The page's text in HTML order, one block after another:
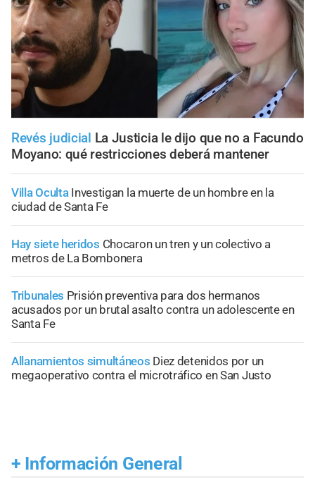
Revés judicial La Justicia le dijo que no a Facundo
Moyano: qué restricciones deberá mantener
Villa Oculta Investigan la muerte de un hombre en la
ciudad de Santa Fe
Hay siete heridos Chocaron un tren y un colectivo a
metros de La Bombonera
Tribunales Prisión preventiva para dos hermanos
acusados por un brutal asalto contra un adolescente en
Santa Fe
Allanamientos simultáneos Diez detenidos por un
megaoperativo contra el microtráfico en San Justo
+ Información General